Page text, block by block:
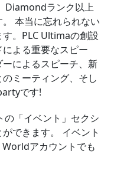
Diamondランク以上
本当に忘れられない
。PLC Ultimaの創設
よる重要なスピー
によるスピーチ、新
ミーティング、そし
です!
「イベント」セクシ
できます。 イベント
アカウントでも